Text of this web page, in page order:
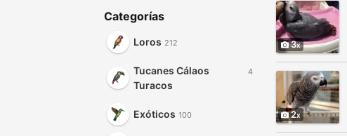
Categorías
Loros 212
Tucanes Cálaos
Turacos
4
Exóticos 100
3
2